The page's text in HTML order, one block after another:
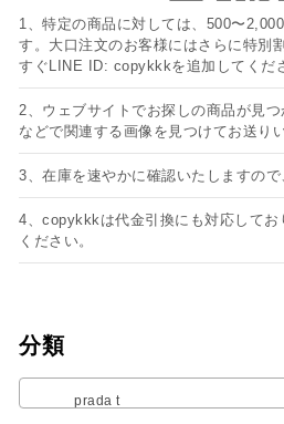
1、特定の商品に対しては、500〜
す。大口注文のお客様にはさらに特別
すぐLINE ID: copykkkを追加してくだ
2、ウェブサイトでお探しの商品が見
などで関連する画像を見つけてお送り
3、在庫を速やかに確認いたしますので
4、copykkkは代金引換にも対応してお
ください。
分類
prada t